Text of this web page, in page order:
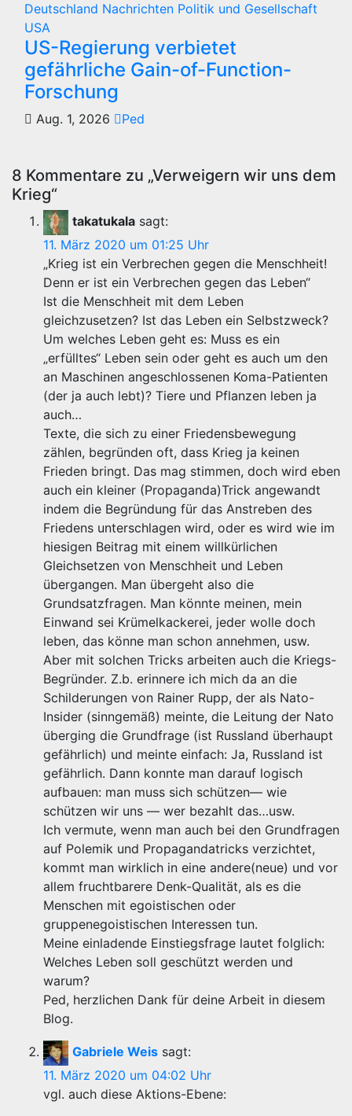
Deutschland Nachrichten Politik und Gesellschaft
USA
US-Regierung verbietet
gefährliche Gain-of-Function-
Forschung
Aug. 1, 2026 Ped
8 Kommentare zu „Verweigern wir uns dem
Krieg“
takatukala sagt:
11. März 2020 um 01:25 Uhr
„Krieg ist ein Verbrechen gegen die Menschheit!
Denn er ist ein Verbrechen gegen das Leben“
Ist die Menschheit mit dem Leben
gleichzusetzen? Ist das Leben ein Selbstzweck?
Um welches Leben geht es: Muss es ein
„erfülltes“ Leben sein oder geht es auch um den
an Maschinen angeschlossenen Koma-Patienten
(der ja auch lebt)? Tiere und Pflanzen leben ja
auch…
Texte, die sich zu einer Friedensbewegung
zählen, begründen oft, dass Krieg ja keinen
Frieden bringt. Das mag stimmen, doch wird eben
auch ein kleiner (Propaganda)Trick angewandt
indem die Begründung für das Anstreben des
Friedens unterschlagen wird, oder es wird wie im
hiesigen Beitrag mit einem willkürlichen
Gleichsetzen von Menschheit und Leben
übergangen. Man übergeht also die
Grundsatzfragen. Man könnte meinen, mein
Einwand sei Krümelkackerei, jeder wolle doch
leben, das könne man schon annehmen, usw.
Aber mit solchen Tricks arbeiten auch die Kriegs-
Begründer. Z.b. erinnere ich mich da an die
Schilderungen von Rainer Rupp, der als Nato-
Insider (sinngemäß) meinte, die Leitung der Nato
überging die Grundfrage (ist Russland überhaupt
gefährlich) und meinte einfach: Ja, Russland ist
gefährlich. Dann konnte man darauf logisch
aufbauen: man muss sich schützen— wie
schützen wir uns — wer bezahlt das…usw.
Ich vermute, wenn man auch bei den Grundfragen
auf Polemik und Propagandatricks verzichtet,
kommt man wirklich in eine andere(neue) und vor
allem fruchtbarere Denk-Qualität, als es die
Menschen mit egoistischen oder
gruppenegoistischen Interessen tun.
Meine einladende Einstiegsfrage lautet folglich:
Welches Leben soll geschützt werden und
warum?
Ped, herzlichen Dank für deine Arbeit in diesem
Blog.
Gabriele Weis sagt:
11. März 2020 um 04:02 Uhr
vgl. auch diese Aktions-Ebene: